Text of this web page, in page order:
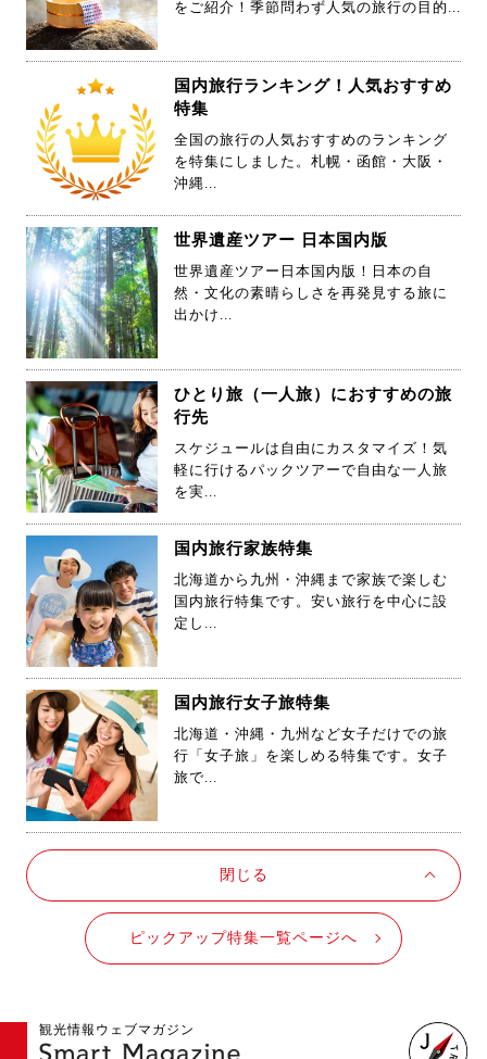
JALグループの飛行機で行く格安温泉旅行
国内旅行ランキング！人気おすすめ
特集
全国の旅行の人気おすすめのランキング
を特集にしました。札幌・函館・大阪・
沖縄...
世界遺産ツアー 日本国内版
世界遺産ツアー日本国内版！日本の自
然・文化の素晴らしさを再発見する旅に
ひとり旅（一人旅）におすすめの旅
行先
スケジュールは自由にカスタマイズ！気
軽に行けるパックツアーで自由な一人旅
を実...
国内旅行家族特集
北海道から九州・沖縄まで家族で楽しむ
国内旅行特集です。安い旅行を中心に設
国内旅行女子旅特集
北海道・沖縄・九州など女子だけでの旅
行「女子旅」を楽しめる特集です。女子
閉じる